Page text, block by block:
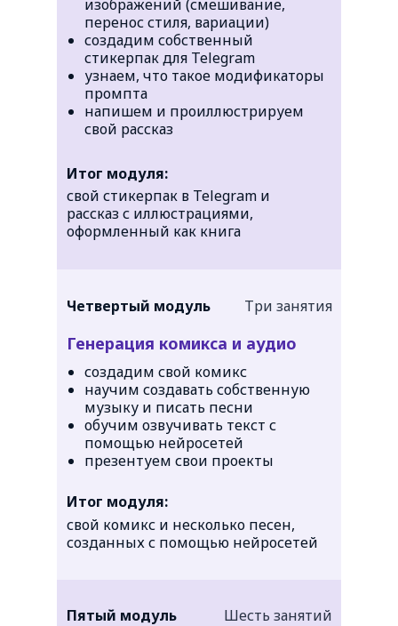
свой стикерпак в Telegram и
рассказ с иллюстрациями,
оформленный как книга
Итог модуля:
изображений (смешивание,
перенос стиля, вариации)
создадим собственный
стикерпак для Telegram
узнаем, что такое модификаторы
промпта
напишем и проиллюстрируем
свой рассказ
Четвертый модуль Три занятия
Пятый модуль
свой комикс и несколько песен,
созданных с помощью нейросетей
Шесть занятий
Генерация комикса и аудио
Итог модуля:
создадим свой комикс
научим создавать собственную
музыку и писать песни
обучим озвучивать текст с
помощью нейросетей
презентуем свои проекты